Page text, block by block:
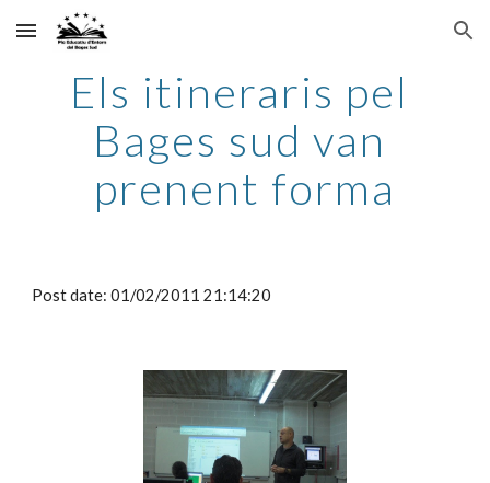
Skip to main content Skip to navigation
Els itineraris pel
Bages sud van
prenent forma
Post date: 01/02/2011 21:14:20